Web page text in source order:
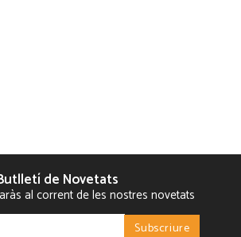
de Novetats
al corrent de les nostres novetats